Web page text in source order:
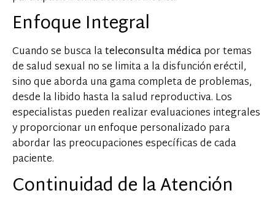
Enfoque Integral
Cuando se busca lateleconsulta médicapor temas
de salud sexual no se limita a la disfunción eréctil,
sino que aborda una gama completa de problemas,
desde la libido hasta la salud reproductiva. Los
especialistas pueden realizar evaluaciones integrales
y proporcionar un enfoque personalizado para
abordar las preocupaciones específicas de cada
paciente.
Continuidad de la Atención